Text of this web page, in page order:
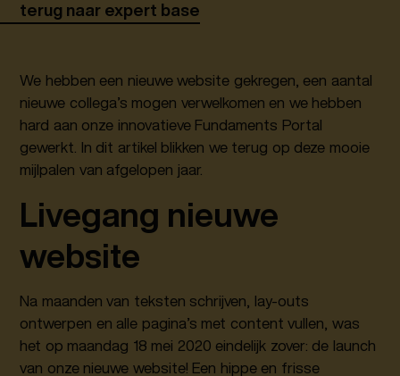
terug naar expert base
We hebben een nieuwe website gekregen, een aantal
nieuwe collega’s mogen verwelkomen en we hebben
hard aan onze innovatieve Fundaments Portal
gewerkt. In dit artikel blikken we terug op deze mooie
mijlpalen van afgelopen jaar.
Livegang nieuwe
website
Na maanden van teksten schrijven, lay-outs
ontwerpen en alle pagina’s met content vullen, was
het op maandag 18 mei 2020 eindelijk zover: de launch
van onze nieuwe website! Een hippe en frisse